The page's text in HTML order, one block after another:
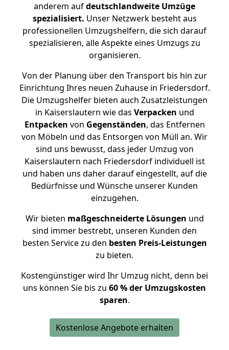
anderem aufdeutschlandweite Umzüge
spezialisiert. Unser Netzwerk besteht aus
professionellen Umzugshelfern, die sich darauf
spezialisieren, alle Aspekte eines Umzugs zu
organisieren.
Von der Planung über den Transport bis hin zur
Einrichtung Ihres neuen Zuhause in Friedersdorf.
Die Umzugshelfer bieten auch Zusatzleistungen
in Kaiserslautern wie das Verpacken und
Entpacken von Gegenständen, das Entfernen
von Möbeln und das Entsorgen von Müll an. Wir
sind uns bewusst, dass jeder Umzug von
Kaiserslautern nach Friedersdorf individuell ist
und haben uns daher darauf eingestellt, auf die
Bedürfnisse und Wünsche unserer Kunden
einzugehen.
Wir bieten maßgeschneiderte Lösungen und
sind immer bestrebt, unseren Kunden den
besten Service zu den besten Preis-Leistungen
zu bieten.
Kostengünstiger wird Ihr Umzug nicht, denn bei
uns können Sie bis zu 60 % der Umzugskosten
sparen.
Kostenlose Angebote erhalten